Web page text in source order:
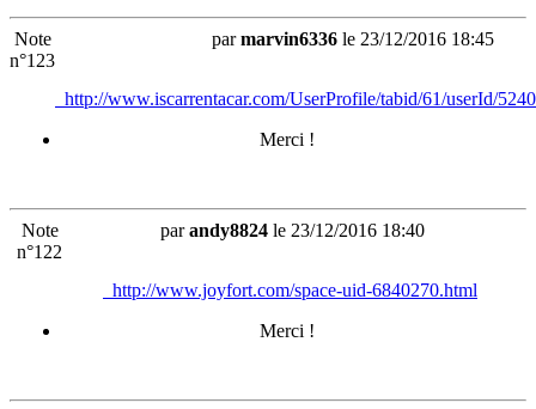
Note
n°123
parmarvin6336 le 23/12/2016 18:45
http://www.iscarrentacar.com/UserProfile/tabid/61/userId/
Merci !
Note
n°122
parandy8824 le 23/12/2016 18:40
http://www.joyfort.com/space-uid-6840270.html
Merci !